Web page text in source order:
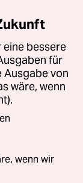
eine bessere
für
Ausgabe von
wäre, wenn
wenn wir